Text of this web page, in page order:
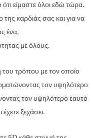
είμαστε όλοι εδώ τώρα.
της καρδιάς σας και για να
ένα.
με όλους.
του τρόπου με τον οποίο
τον υψηλότερο
τον υψηλότερο εαυτό
έχετε ξεχάσει.